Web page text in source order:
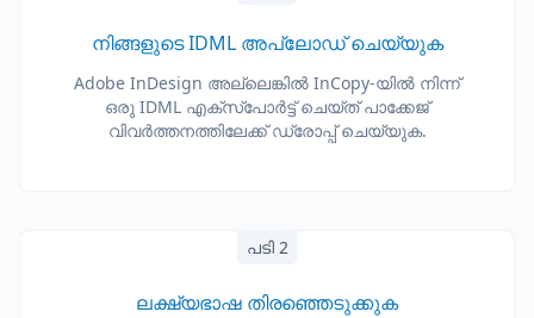
നിങ്ങളുടെ IDML അപ്‌ലോഡ് ചെയ്യുക
Adobe InDesign അല്ലെങ്കിൽ InCopy-യിൽ നിന്ന്
ഒരു IDML എക്സ്പോർട്ട് ചെയ്ത് പാക്കേജ്
വിവർത്തനത്തിലേക്ക് ഡ്രോപ്പ് ചെയ്യുക.
പടി 2
ലക്ഷ്യഭാഷ തിരഞ്ഞെടുക്കുക